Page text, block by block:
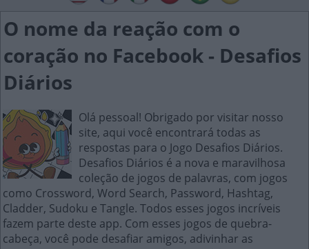
O nome da reação com o
coração no Facebook - Desafios
Diários
Olá pessoal! Obrigado por visitar nosso
site, aqui você encontrará todas as
respostas para o Jogo Desafios Diários.
Desafios Diários é a nova e maravilhosa
coleção de jogos de palavras, com jogos
como Crossword, Word Search, Password, Hashtag,
Cladder, Sudoku e Tangle. Todos esses jogos incríveis
fazem parte deste app. Com esses jogos de quebra-
cabeça, você pode desafiar amigos, adivinhar as